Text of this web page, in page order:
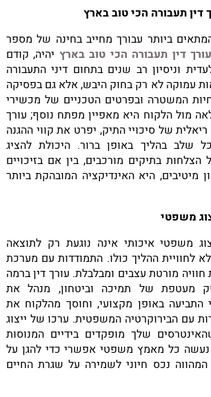
דין תעבורה הכי טוב בארץ
ביותר עבורך מחייב בחינה של מספר
עורך דין תעבורה הכי טוב בארץ יהיה, קודם
וניסיון רב שנים בתחום דיני התעבורה
עמוקה לא רק בחוק היבש, אלא גם בפסיקה
המשטרה ובפרטים הטכניים של מכשירי
מול הלקוח היא מאפיין מפתח נוסף; עורך
ריאלית של סיכויי התיק, יפרט את קווי ההגנה
שלב בהליך באופן ברור. היכולת להציג
בתיקים מורכבים, בין אם בזיכויים
מיטיבים, היא האינדיקציה המובהקת ביותר
משפטי
משפטי איכותי אינה נוגעת רק לתוצאה
לחוויית ההליך כולו. התמודדות עם מערכת
מורטת עצבים ומבלבלת. עורך דין ברמה
מעטפת של תמיכה וביטחון, מנהל את
התביעה באופן מקצועי, וחוסך מהלקוח את
עם הבירוקרטיה המשפטית. ערכו של ייצוג
שלך מופקדים בידיים המנוסות
נעשה כל מאמץ משפטי אפשרי כדי להגן על
המהווה נכס חיוני לשמירה על שגרת החיים